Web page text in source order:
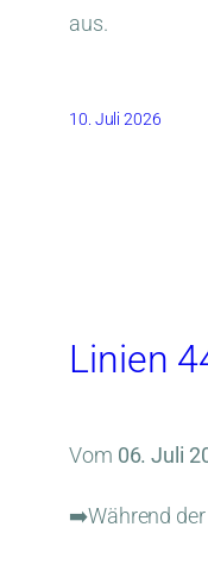
aus.
10. Juli 2026
Linien
Vom 06. Juli
➡️Während